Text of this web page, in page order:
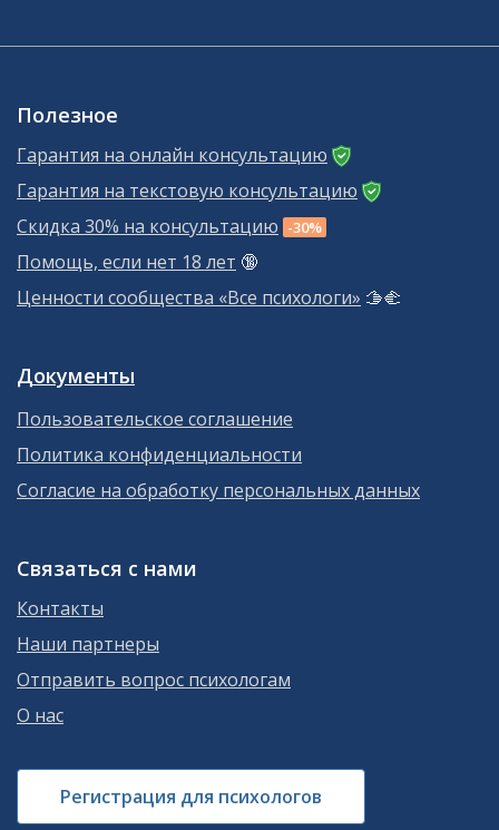
Полезное
Гарантия на онлайн консультацию
Гарантия на текстовую консультацию
Скидка 30% на консультацию -30%
Помощь, если нет 18 лет 🔞
Ценности сообщества «Все психологи» 🫱‍🫲
Документы
Пользовательское соглашение
Политика конфиденциальности
Согласие на обработку персональных данных
Связаться с нами
Контакты
Наши партнеры
Отправить вопрос психологам
О нас
Регистрация для психологов